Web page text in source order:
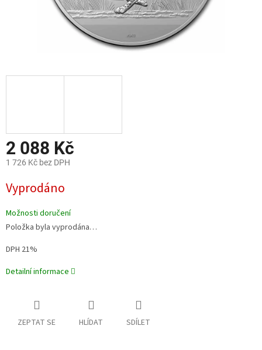
2 088 Kč
1 726 Kč bez DPH
cena:
Vyprodáno
Možnosti doručení
Položka byla vyprodána…
DPH 21%
Detailní informace
ZEPTAT SE HLÍDAT SDÍLET